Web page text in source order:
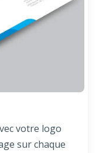
votre logo
sur chaque